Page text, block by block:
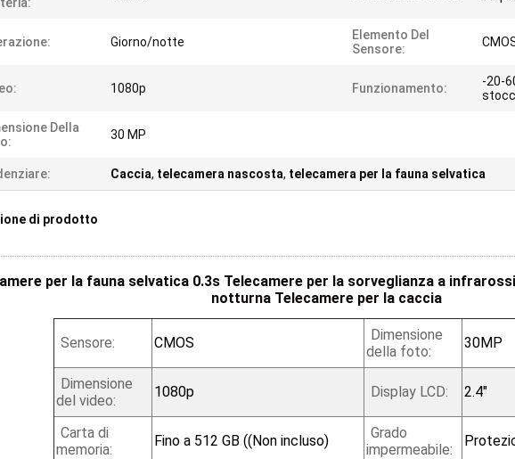
Giorno/notte
Elemento Del
Sensore:
1080p Funzionamento:
-20-
Della
30 MP
Caccia, telecamera nascosta, telecamera per la fauna selvatica
di prodotto
per la fauna selvatica 0.3s Telecamere per la sorveglianza a
notturna Telecamere per la caccia
Sensore: CMOS
Dimensione
della foto:
30MP
Dimensione
del video:
1080p Display LCD: 2.4"
Carta di
memoria:
Fino a 512 GB ((Non incluso)
Grado
impermeabile: